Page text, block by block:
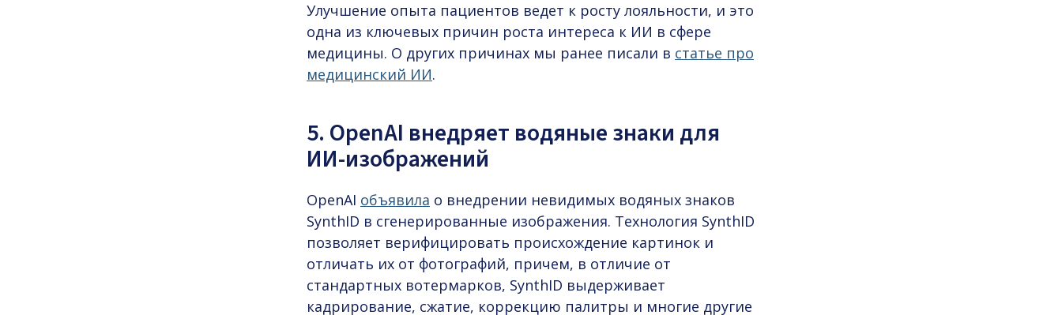
Улучшение опыта пациентов ведет к росту лояльности, и это
одна из ключевых причин роста интереса к ИИ в сфере
медицины. О других причинах мы ранее писали в статье про
медицинский ИИ.
5. OpenAI внедряет водяные знаки для
ИИ-изображений
OpenAI объявила о внедрении невидимых водяных знаков
SynthID в сгенерированные изображения. Технология SynthID
позволяет верифицировать происхождение картинок и
отличать их от фотографий, причем, в отличие от
стандартных вотермарков, SynthID выдерживает
кадрирование, сжатие, коррекцию палитры и многие другие